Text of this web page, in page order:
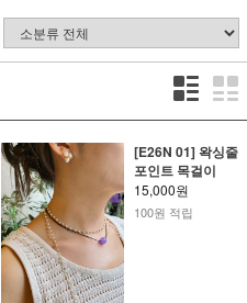
[E26N 01] 왁싱줄
포인트 목걸이
15,000원
100원 적립